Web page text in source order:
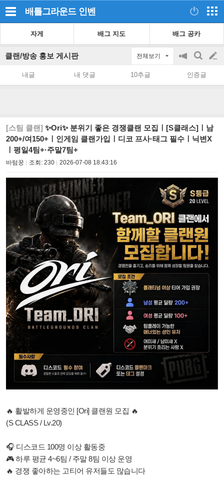
배틀그라운드 인벤
자게 배그 지도 배그 공카
클랜/방송 홍보 게시판 전체보기
공
on/off
검
색
글
쓰
내글 내 댓글 10추글 인증글
[스팀 클랜] ✨Ori✨ 분위기 좋은 경쟁클랜 모집ㅣ[S클래스]ㅣ남
200+/여150+ㅣ인게임 클랜가입ㅣ디코 프사·태그 필수ㅣ닉변X
ㅣ평일4팀+·주말7팀+
바텀꿍 조회: 230 2026-07-08 18:43:16
🔥 활발하게 운영중인 [Ori] 클랜원 모집 🔥
(S CLASS / Lv.20)
🎧 디스코드 100명 이상 활동중
🎮 하루 평균 4~6팀 / 주말 8팀 이상 운영
🔥 경쟁 좋아하는 고티어 유저들도 많습니다